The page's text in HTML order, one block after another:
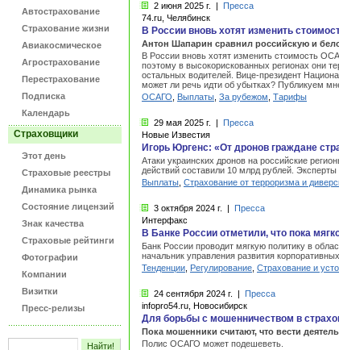
Автострахование
Страхование жизни
Авиакосмическое
Агрострахование
Перестрахование
Подписка
Календарь
Страховщики
Этот день
Страховые реестры
Динамика рынка
Состояние лицензий
Знак качества
Страховые рейтинги
Фотографии
Компании
Визитки
Пресс-релизы
2 июня 2025 г.
Пресса
74.ru, Челябинск
В России вновь хотят изменить
Антон Шапарин сравнил российскую и
В России вновь хотят изменить стоимость
поэтому в высокорискованных регионах они
остальных водителей. Вице-президент
может ли речь идти об убытках? Публикуем
ОСАГО
Выплаты За рубежом Тарифы
29 мая 2025 г.
Пресса
Новые Известия
Игорь Юргенс: «От дронов граждане
Атаки украинских дронов на российские
действий составили 10 млрд рублей.
Выплаты Страхование от терроризма и
3 октября 2024 г.
Пресса
Интерфакс
В Банке России отметили, что пока
Банк России проводит мягкую политику в
начальник управления развития
Тенденции
Регулирование Страхование и
24 сентября 2024 г.
Пресса
infopro54.ru, Новосибирск
Для борьбы с мошенничеством в
Пока мошенники считают, что вести
Полис ОСАГО может подешеветь.